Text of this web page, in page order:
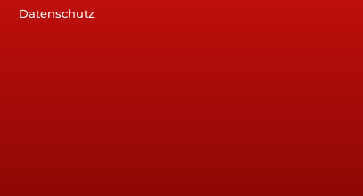
Datenschutz